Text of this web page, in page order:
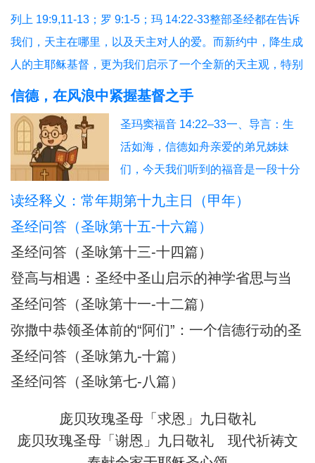
列上 19:9,11-13；罗 9:1-5；玛 14:22-33整部圣经都在告诉
我们，天主在哪里，以及天主对人的爱。而新约中，降生成
人的主耶稣基督，更为我们启示了一个全新的天主观，特别
是在艰难困苦中陪伴我们的天主，我们今天从三个方面反省
（3）有主就平安。1、祈祷与生活祈祷，就
信德，在风浪中紧握基督之手
圣玛窦福音 14:22–33一、导言：生
活如海，信德如舟亲爱的弟兄姊妹
们，今天我们听到的福音是一段十分
震撼人心的经历：耶稣在海面上行
下沉，被耶稣所救。这不仅是一段神
迹，更是一幅信仰旅程的象征图画。
在这图画中，我们看到：风浪 = 生活
的试炼、恐惧、不安；船 = 教会与我
们的信仰生活；
读经释义：常年期第十九主日（甲年）
圣经问答（圣咏第十五-十六篇）
圣经问答（圣咏第十三-十四篇）
登高与相遇：圣经中圣山启示的神学省思与当
代意义
圣经问答（圣咏第十一-十二篇）
弥撒中恭领圣体前的“阿们”：一个信德行动的圣
经根源与神学意蕴
圣经问答（圣咏第九-十篇）
圣经问答（圣咏第七-八篇）
庞贝玫瑰圣母「求恩」九日敬礼
庞贝玫瑰圣母「谢恩」九日敬礼
现代祈祷文